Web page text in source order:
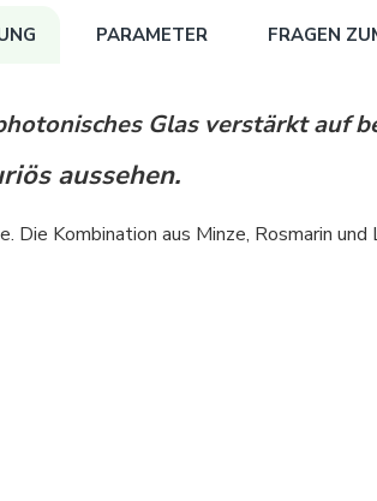
PARAMETER FRAGEN
Glas verstärkt auf
aussehen.
Die Kombination aus Minze, Rosmarin